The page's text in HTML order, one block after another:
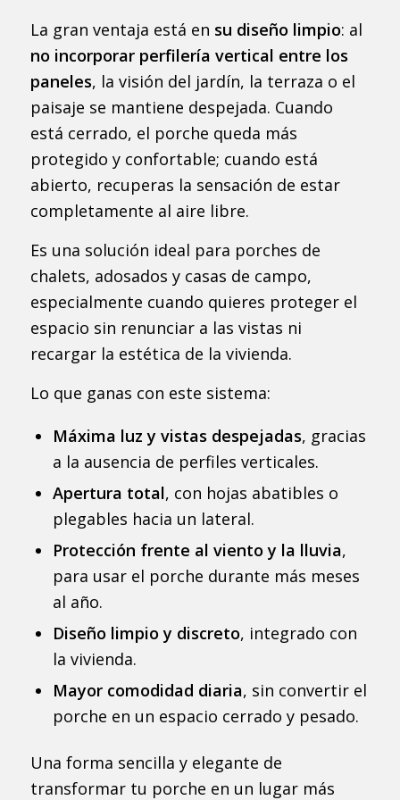
La gran ventaja está en su diseño limpio: al
no incorporar perfilería vertical entre los
paneles, la visión del jardín, la terraza o el
paisaje se mantiene despejada. Cuando
está cerrado, el porche queda más
protegido y confortable; cuando está
abierto, recuperas la sensación de estar
completamente al aire libre.
Es una solución ideal para porches de
chalets, adosados y casas de campo,
especialmente cuando quieres proteger el
espacio sin renunciar a las vistas ni
recargar la estética de la vivienda.
Lo que ganas con este sistema:
Máxima luz y vistas despejadas, gracias
a la ausencia de perfiles verticales.
Apertura total, con hojas abatibles o
plegables hacia un lateral.
Protección frente al viento y la lluvia,
para usar el porche durante más meses
al año.
Diseño limpio y discreto, integrado con
la vivienda.
Mayor comodidad diaria, sin convertir el
porche en un espacio cerrado y pesado.
Una forma sencilla y elegante de
transformar tu porche en un lugar más